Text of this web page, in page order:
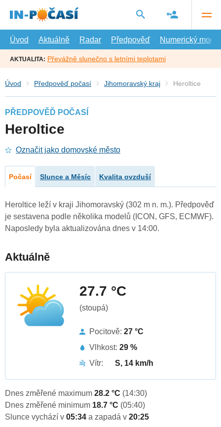
hlavní
Úvod
Aktuálně Radar Předpověď Numerický model
AKTUALITA: Převážně slunečno s letními teplotami
Úvod Předpověď počasí Jihomoravský kraj Heroltice
PŘEDPOVĚĎ POČASÍ
Heroltice
Označit jako domovské město
Počasí Slunce a Měsíc Kvalita ovzduší
Heroltice leží v kraji Jihomoravský (302 m n. m.). Předpověď
je sestavena podle několika modelů (ICON, GFS, ECMWF).
Naposledy byla aktualizována dnes v 14:00.
Aktuálně
27.7 °C
(stoupá)
Pocitově: 27 °C
Vlhkost: 29 %
Vítr:
S, 14 km/h
Dnes změřené maximum 28.2 °C (14:30)
Dnes změřené minimum 18.7 °C (05:40)
Slunce vychází v 05:34 a zapadá v 20:25